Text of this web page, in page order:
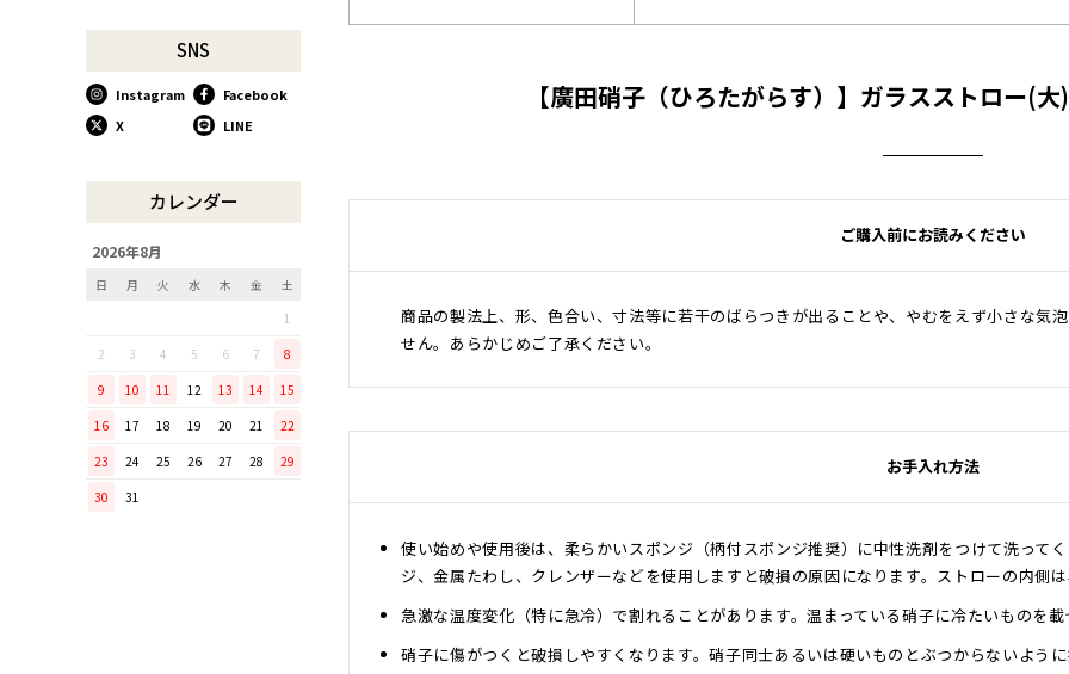
お祝い事に欠かせない「ミニ
使い込んで育てる道具、卵焼
き鍋
リンゴのための魅せるナイフ
『pomme』
「毎日納豆を食べていま
てほしい山只華陶苑の納豆鉢
調理から盛り付けまでこなす
「寿 菜箸」は、とても優秀
作所のペティナイフ「ゆり
ミニパンのお手入れ方法
ミニパン（大）で料理を楽し
SNS
Instagram
Facebook
X
LINE
カレンダー
2026年8月
日 月 火 水 木 金
土
1
2
3 4 5 6 7
8
9
10 11 12 13 14
15
16
17 18 19 20 21
22
23
24 25 26 27 28
29
30
31
【廣田硝子（ひろたがらす）】ガラスストロー(
ご購入前にお読みください
商品の製法上、形、色合い、寸法等に若干のばらつきが出ることや、やむをえず小さな気
せん。あらかじめご了承ください。
お手入れ方法
使い始めや使用後は、柔らかいスポンジ（柄付スポンジ推奨）に中性洗剤をつけて洗って
ジ、金属たわし、クレンザーなどを使用しますと破損の原因になります。ストローの内側
急激な温度変化（特に急冷）で割れることがあります。温まっている硝子に冷たいものを
硝子に傷がつくと破損しやすくなります。硝子同士あるいは硬いものとぶつからないよう